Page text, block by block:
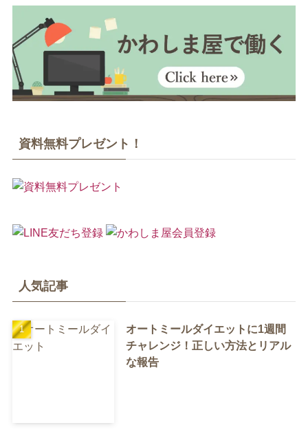
資料無料プレゼント！
人気記事
オートミールダイエットに1週間
チャレンジ！正しい方法とリアル
な報告